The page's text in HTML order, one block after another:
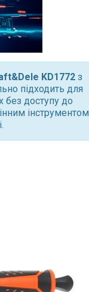
KD1772з
підходить для
без доступу до
інструментом